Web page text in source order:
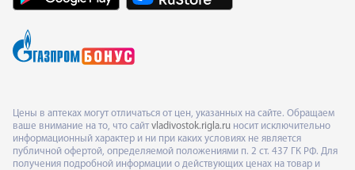
Цены в аптеках могут отличаться от цен, указанных на сайте. Обращаем
ваше внимание на то, что сайт vladivostok.rigla.ru носит исключительно
информационный характер и ни при каких условиях не является
публичной офертой, определяемой положениями п. 2 ст. 437 ГК РФ. Для
получения подробной информации о действующих ценах на товар и